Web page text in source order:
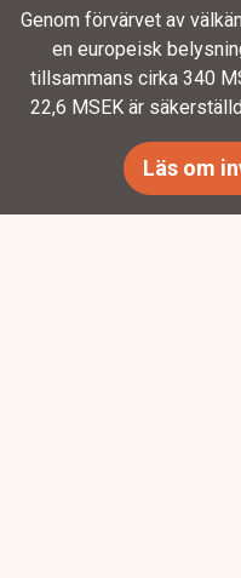
Genom förvärvet av
en europeisk
tillsammans cirka 340
22,6 MSEK är
Läs om